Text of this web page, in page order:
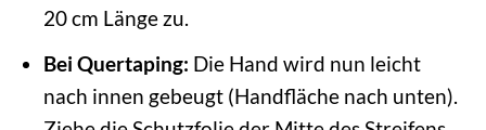
20 cm Länge zu.
Bei Quertaping: Die Hand wird nun leicht
nach innen gebeugt (Handfläche nach unten).